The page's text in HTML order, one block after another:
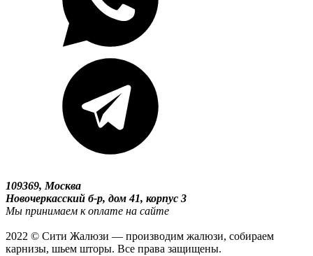
109369, Москва
Новочеркасский б-р, дом 41, корпус 3
Мы принимаем к оплате на сайте
2022 © Сити Жалюзи — производим жалюзи, собираем
карнизы, шьем шторы. Все права защищены.